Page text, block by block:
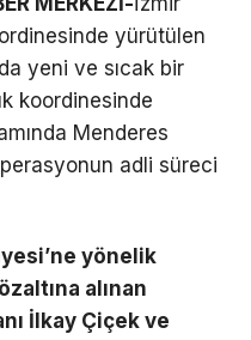
yürütülen
yeni ve sıcak bir
koordinesinde
Menderes
adli süreci
yönelik
alınan
İlkay Çiçek ve